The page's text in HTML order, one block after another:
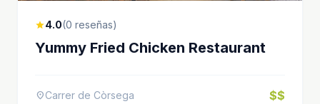
star4.0(0 reseñas)
Yummy Fried Chicken Restaurant
location_onCarrer de Còrsega $$